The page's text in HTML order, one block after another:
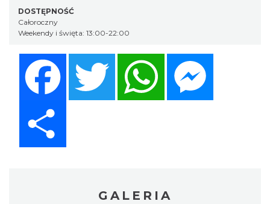
DOSTĘPNOŚĆ
Całoroczny
Weekendy i święta: 13:00-22:00
Twitter WhatsApp
GALERIA